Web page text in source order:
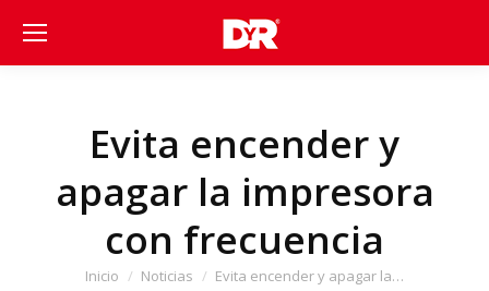
Evita encender y
apagar la impresora
con frecuencia
Estás aquí:
Inicio Noticias Evita encender y apagar la…